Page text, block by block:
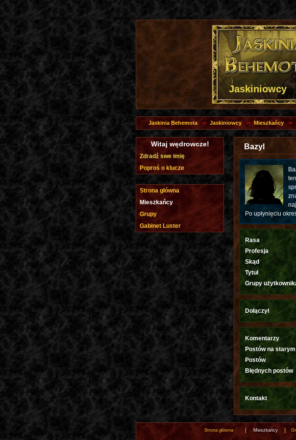
Jaskiniowcy
Jaskinia Behemota Jaskiniowcy Mieszkańcy
Bazyl
Po upłynięciu
Rasa
Profesja
Skąd
Tytuł
Grupy
Dołączył
Komentarzy
Postów na
Postów
Błędnych postów
Kontakt
Witaj wędrowcze!
Zdradź swe imię
Poproś o klucze
Strona główna
Mieszkańcy
Grupy
Gabinet Luster
Strona główna Mieszkańcy